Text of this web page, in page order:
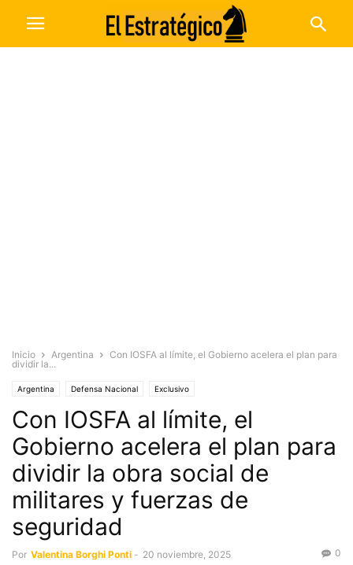
Inicio Argentina
Con IOSFA al límite, el Gobierno acelera el plan para
dividir la...
Argentina Defensa Nacional Exclusivo
Con IOSFA al límite, el
Gobierno acelera el plan para
dividir la obra social de
militares y fuerzas de
seguridad
Por Valentina Borghi Ponti - 20 noviembre, 2025 0